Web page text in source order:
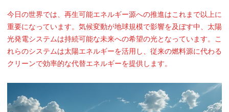
今日の世界では、再生可能エネルギー源への推進はこれまで以上に
重要になっています。気候変動が地球規模で影響を及ぼす中、太陽
光発電システムは持続可能な未来への希望の光となっています。こ
れらのシステムは太陽エネルギーを活用し、従来の燃料源に代わる
クリーンで効率的な代替エネルギーを提供します。